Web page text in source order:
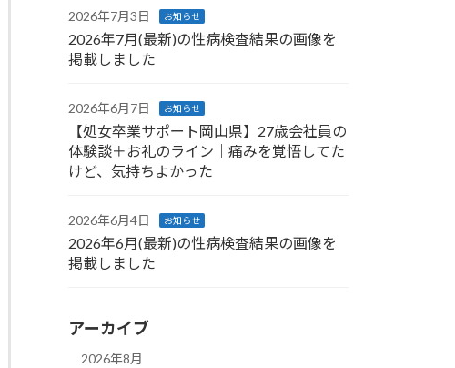
2026年7月3日 お知らせ
2026年7月(最新)の性病検査結果の画像を
掲載しました
2026年6月7日 お知らせ
【処女卒業サポート岡山県】27歳会社員の
体験談＋お礼のライン｜痛みを覚悟してた
けど、気持ちよかった
2026年6月4日 お知らせ
2026年6月(最新)の性病検査結果の画像を
掲載しました
アーカイブ
2026年8月